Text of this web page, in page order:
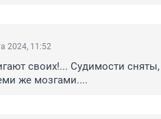
2024, 11:52
своих!... Судимости
же мозгами....